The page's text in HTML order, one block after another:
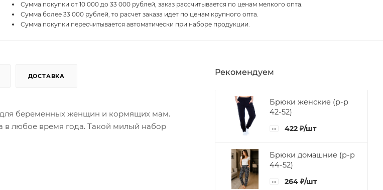
Сумма покупки от 10 000 до 33 000 рублей, заказ рассчитывается по ценам мелкого опта.
Сумма более 33 000 рублей, то расчет заказа идет по ценам крупного опта.
Сумма покупки пересчитывается автоматически при наборе продукции.
ДОСТАВКА
беременных женщин и кормящих мам.
в любое время года. Такой милый набор
Рекомендуем
Брюки женские (р-р
42-52)
422 ₽/шт
Брюки домашние (р-р
44-52)
264 ₽/шт